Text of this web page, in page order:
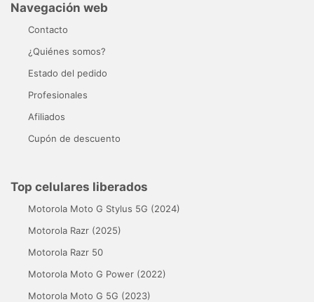
Navegación web
Contacto
¿Quiénes somos?
Estado del pedido
Profesionales
Afiliados
Cupón de descuento
Top celulares liberados
Motorola Moto G Stylus 5G (2024)
Motorola Razr (2025)
Motorola Razr 50
Motorola Moto G Power (2022)
Motorola Moto G 5G (2023)